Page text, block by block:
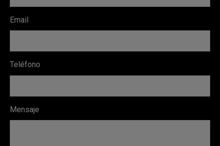
Email
Teléfono
Mensaje